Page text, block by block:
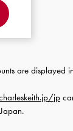
are displayed in
jp